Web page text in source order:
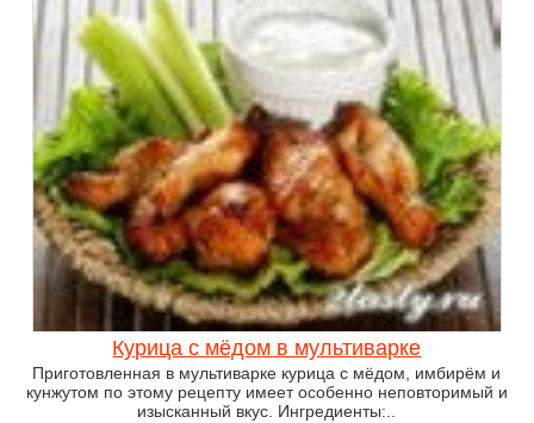
Курица с мёдом в мультиварке
Приготовленная в мультиварке курица с мёдом, имбирём и
кунжутом по этому рецепту имеет особенно неповторимый и
изысканный вкус. Ингредиенты:..